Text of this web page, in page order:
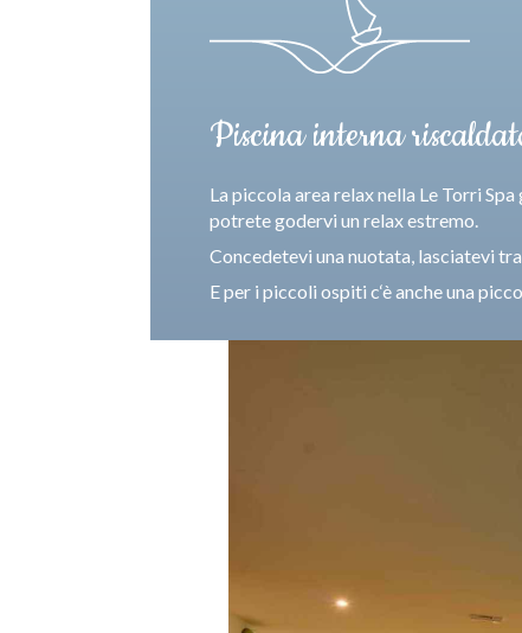
Piscina interna
La piccola area relax nella Le Torri
potrete godervi un relax estremo.
Concedetevi una nuotata, lasciatevi
E per i piccoli ospiti c‘è anche una